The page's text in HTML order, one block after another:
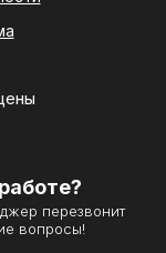
перезвонит
вопросы!